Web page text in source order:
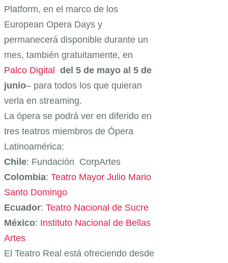
Platform, en el marco de los
European Opera Days y
permanecerá disponible durante un
mes, también gratuitamente, en
Palco Digital
del 5 de mayo al 5 de
junio– para todos los que quieran
verla en streaming.
La ópera se podrá ver en diferido en
tres teatros miembros de Ópera
Latinoamérica:
Chile: Fundación CorpArtes
Colombia: Teatro Mayor Julio Mario
Santo Domingo
Ecuador: Teatro Nacional de Sucre
México: Instituto Nacional de Bellas
Artes
El Teatro Real está ofreciendo desde